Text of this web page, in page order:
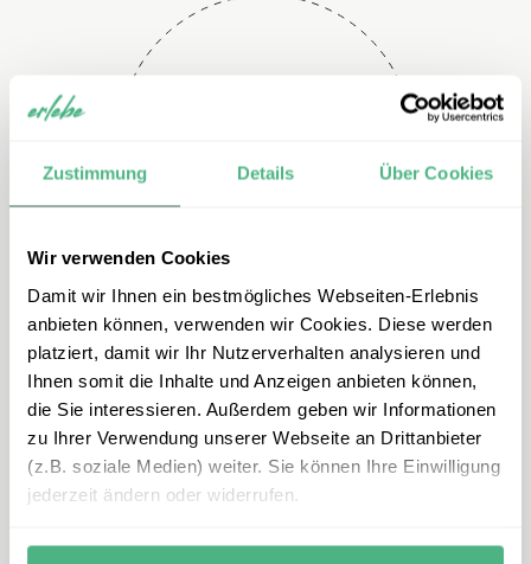
Zustimmung Details Über Cookies
Wir verwenden Cookies
Damit wir Ihnen ein bestmögliches Webseiten-Erlebnis
anbieten können, verwenden wir Cookies. Diese werden
platziert, damit wir Ihr Nutzerverhalten analysieren und
Ihnen somit die Inhalte und Anzeigen anbieten können,
die Sie interessieren. Außerdem geben wir Informationen
zu Ihrer Verwendung unserer Webseite an Drittanbieter
(z.B. soziale Medien) weiter. Sie können Ihre Einwilligung
jederzeit ändern oder widerrufen.
+49 2151 3880 113
E-mail
mexiko@erlebe.de